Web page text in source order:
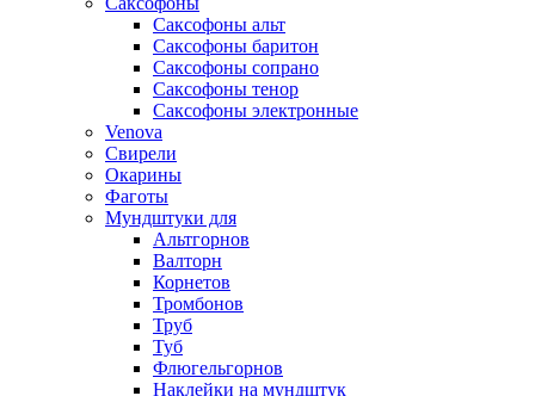
Саксофоны альт
Саксофоны баритон
Саксофоны сопрано
Саксофоны тенор
Саксофоны электронные
Venova
Свирели
Окарины
Фаготы
Мундштуки для
Альтгорнов
Валторн
Корнетов
Тромбонов
Труб
Туб
Флюгельгорнов
Наклейки на мундштук